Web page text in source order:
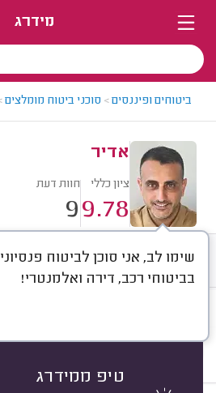
מידרג
ביטוחים ופיננסים> סוכני ביטוח מומלצים
אדיר
ציון כללי
9.78
חוות דעת
9
שימו לב, אני סוכן לביטוח
בביטוחי רכב, דירה ואלמנטרי!
טיפ ממידרג
חוות דעת ממוצע